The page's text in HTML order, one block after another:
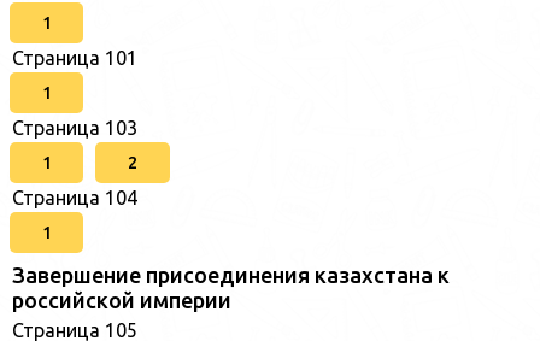
1
Страница 101
1
Страница 103
1 2
Страница 104
1
Завершение присоединения казахстана к
российской империи
Страница 105